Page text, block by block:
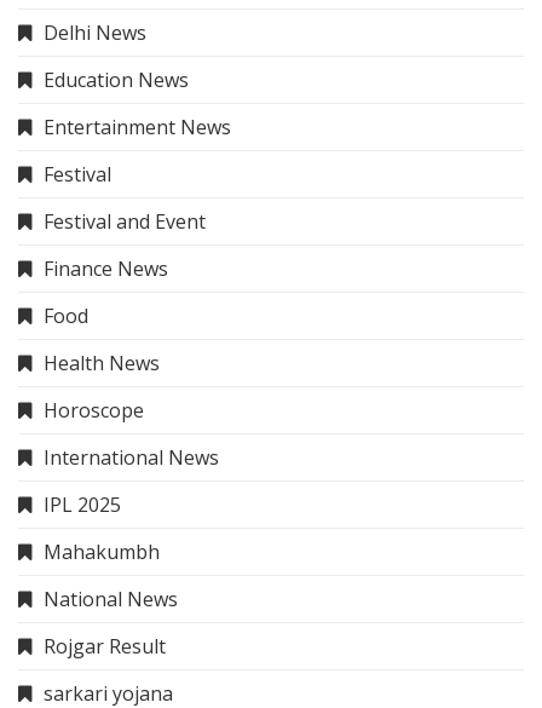
Delhi News
Education News
Entertainment News
Festival
Festival and Event
Finance News
Food
Health News
Horoscope
International News
IPL 2025
Mahakumbh
National News
Rojgar Result
sarkari yojana